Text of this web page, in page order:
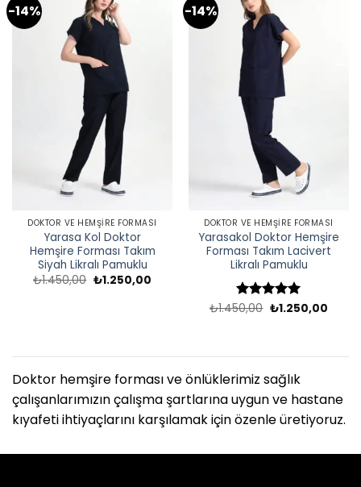
-14%
DOKTOR VE HEMŞIRE FORMASI
Yarasa Kol Doktor
Hemşire Forması Takım
Siyah Likralı Pamuklu
₺1.450,00 Orijinal
₺1.250,00Şu
-14%
DOKTOR VE HEMŞIRE FORMASI
Yarasakol Doktor Hemşire
Forması Takım Lacivert
Likralı Pamuklu
5 üzerinden
₺1.450,00 Orijinal
₺1.250,00Şu
Doktor hemşire forması ve önlüklerimiz sağlık
çalışanlarımızın çalışma şartlarına uygun ve hastane
kıyafeti ihtiyaçlarını karşılamak için özenle üretiyoruz.